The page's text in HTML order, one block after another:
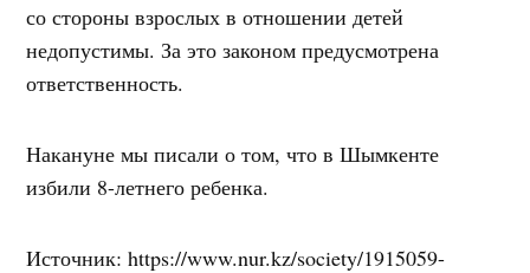
со стороны взрослых в отношении детей
недопустимы. За это законом предусмотрена
ответственность.
Накануне мы писали о том, что в Шымкенте
избили 8-летнего ребенка.
Источник: https://www.nur.kz/society/1915059-